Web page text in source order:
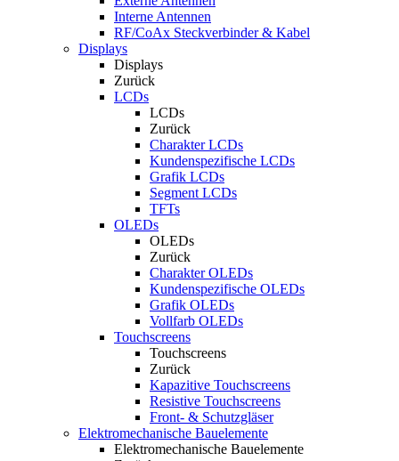
Interne Antennen
RF/CoAx Steckverbinder & Kabel
Displays
Displays
Zurück
LCDs
LCDs
Zurück
Charakter LCDs
Kundenspezifische LCDs
Grafik LCDs
Segment LCDs
TFTs
OLEDs
OLEDs
Zurück
Charakter OLEDs
Kundenspezifische OLEDs
Grafik OLEDs
Vollfarb OLEDs
Touchscreens
Touchscreens
Zurück
Kapazitive Touchscreens
Resistive Touchscreens
Front- & Schutzgläser
Elektromechanische Bauelemente
Elektromechanische Bauelemente